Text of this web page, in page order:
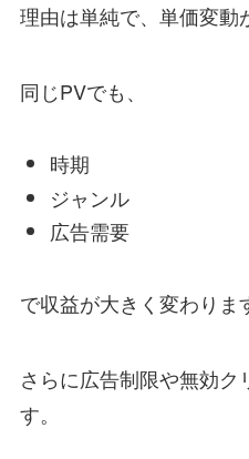
理由は単純で、単価変動
同じPVでも、
時期
ジャンル
広告需要
で収益が大きく変わりま
さらに広告制限や無効ク
す。